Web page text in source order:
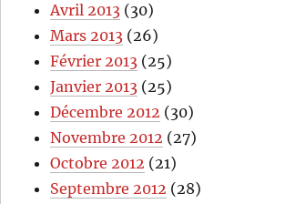
Avril 2013 (30)
Mars 2013 (26)
Février 2013 (25)
Janvier 2013 (25)
Décembre 2012 (30)
Novembre 2012 (27)
Octobre 2012 (21)
Septembre 2012 (28)